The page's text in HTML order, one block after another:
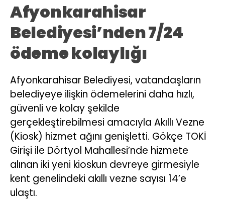
Afyonkarahisar
Belediyesi’nden 7/24
ödeme kolaylığı
Afyonkarahisar Belediyesi, vatandaşların
belediyeye ilişkin ödemelerini daha hızlı,
güvenli ve kolay şekilde
gerçekleştirebilmesi amacıyla Akıllı Vezne
(Kiosk) hizmet ağını genişletti. Gökçe TOKİ
Girişi ile Dörtyol Mahallesi’nde hizmete
alınan iki yeni kioskun devreye girmesiyle
kent genelindeki akıllı vezne sayısı 14’e
ulaştı.